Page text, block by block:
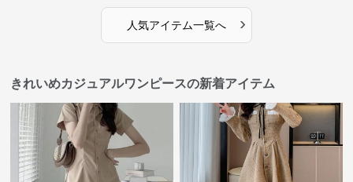
ン
人気アイテム一覧へ ›
きれいめカジュアルワンピースの新着アイテム